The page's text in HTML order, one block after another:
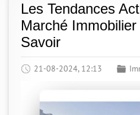
Les Tendances
Marché
Savoir
21-08-2024, 12:13